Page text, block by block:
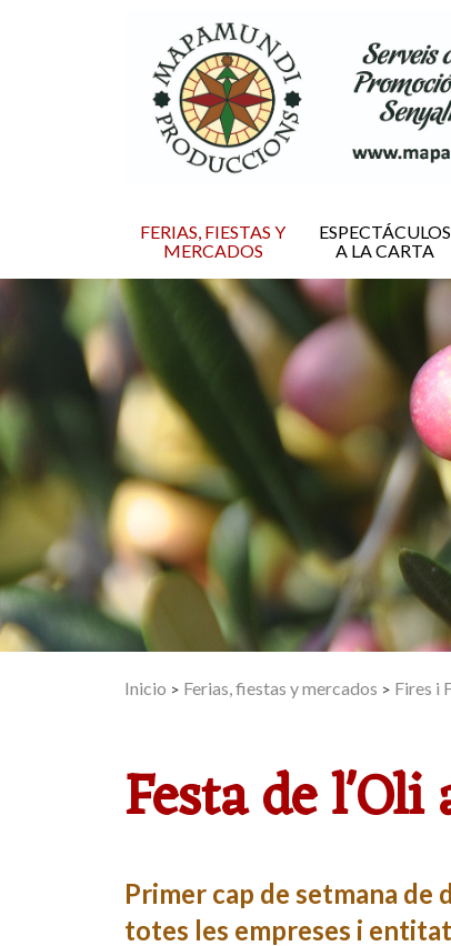
FERIAS, FIESTAS Y
MERCADOS
ESPECTÁCULOS
A LA CARTA
Inicio > Ferias, fiestas y mercados > Fires i
Festa de
Primer cap de setmana de
totes les empreses i